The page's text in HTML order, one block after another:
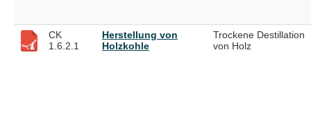
CK
1.6.2.1
Herstellung von
Holzkohle
Trockene Destillation
von Holz